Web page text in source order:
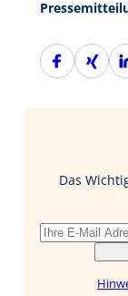
F
a
X
i
L
i
I
Das